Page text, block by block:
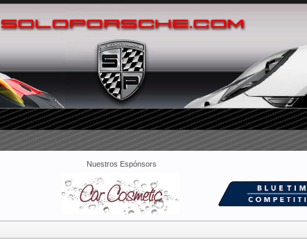
Nuestros Espónsors